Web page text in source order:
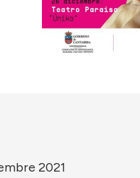
2021